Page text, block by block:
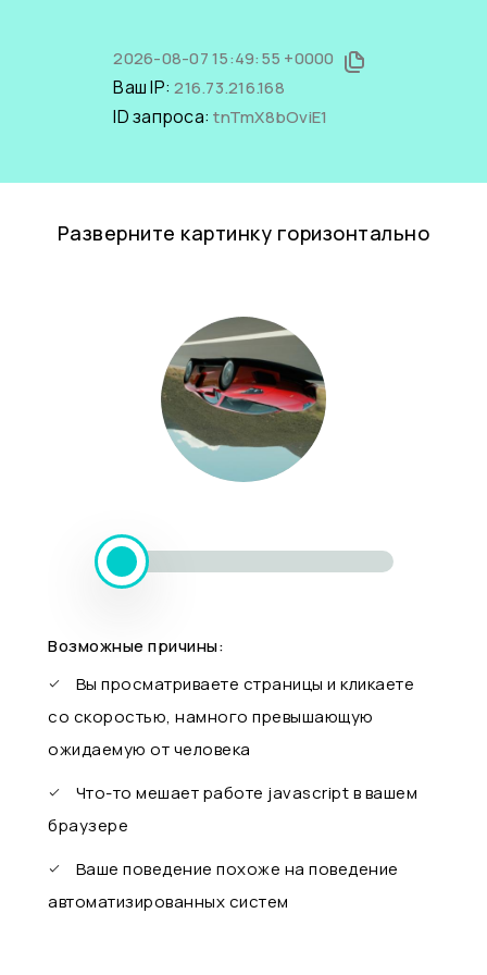
2026-08-07 15:49:55 +0000
Ваш IP:216.73.216.168
ID запроса:tnTmX8bOviE1
Разверните картинку горизонтально
Возможные причины:
Вы просматриваете страницы и кликаете
со скоростью, намного превышающую
ожидаемую от человека
Что-то мешает работе javascript в вашем
браузере
Ваше поведение похоже на поведение
автоматизированных систем